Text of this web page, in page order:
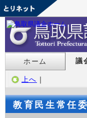
ホーム 議
上へ ｜
教育民生常任